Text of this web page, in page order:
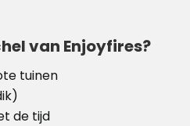
van Enjoyfires?
tuinen
de tijd